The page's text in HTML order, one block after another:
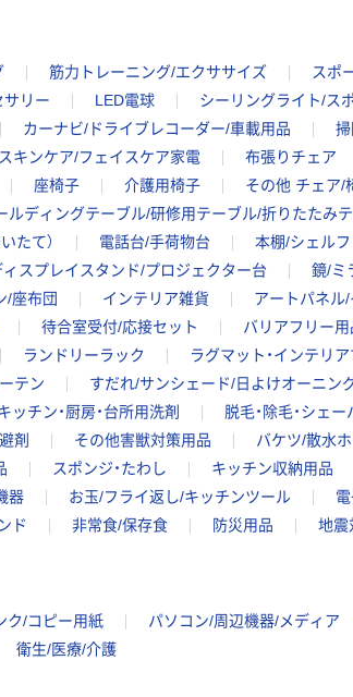
筋力トレーニング/エクササイズ スポ
リー
LED電球 シーリングライト/ス
カーナビ/ドライブレコーダー/車載用品
スキンケア/フェイスケア家電 布張りチェア
座椅子 介護用椅子 その他 チェア/
ルディングテーブル/研修用テーブル/折りたたみ
たて） 電話台/手荷物台 本棚/シェルフ
ィスプレイスタンド/プロジェクター台 鏡/ミ
/座布団 インテリア雑貨 アートパネル
待合室受付/応接セット バリアフリー
ランドリーラック ラグマット・インテリ
テン すだれ/サンシェード/日よけオーニン
ッチン・厨房・台所用洗剤 脱毛・除毛・シェー
剤 その他害獣対策用品 バケツ/散水
スポンジ・たわし キッチン収納用品
器 お玉/フライ返し/キッチンツール
ド 非常食/保存食 防災用品 地震
ク/コピー用紙 パソコン/周辺機器/メディア
衛生/医療/介護